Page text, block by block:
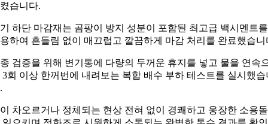
습니다.
하단 마감재는 곰팡이 방지 성분이 포함된 최고급 백시멘트를
하여 흔들림 없이 매끄럽고 깔끔하게 마감 처리를 완료했습니
검증을 위해 변기통에 다량의 두꺼운 휴지를 넣고 물을 연속
3회 이상 한꺼번에 내려보는 복합 배수 부하 테스트를 실시했습
차오르거나 정체되는 현상 전혀 없이 경쾌하고 웅장한 소용